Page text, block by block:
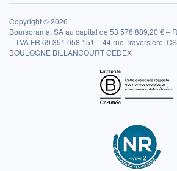
Copyright © 2026
Boursorama, SA au capital de 53 576 889,20 € –
– TVA FR 69 351 058 151 – 44 rue Traversière,
BOULOGNE BILLANCOURT CEDEX